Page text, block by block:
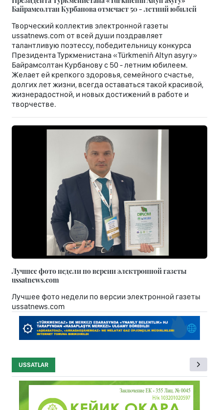
Байрамсолтан Курбанова отмечает 50 - летний юбилей
Творческий коллектив электронной газеты
ussatnews.com от всей души поздравляет
талантливую поэтессу, победительницу конкурса
Президента Туркменистана «Türkmeniň Altyn asyry»
Байрамсолтан Курбанову с 50 - летним юбилеем.
Желает ей крепкого здоровья, семейного счастье,
долгих лет жизни, всегда оставаться такой красивой,
жизнерадостной, и новых достижений в работе и
творчестве.
Лучшее фото недели по версии электронной газеты
ussatnews.com
Лучшее фото недели по версии электронной газеты
ussatnews.com
USSATLAR